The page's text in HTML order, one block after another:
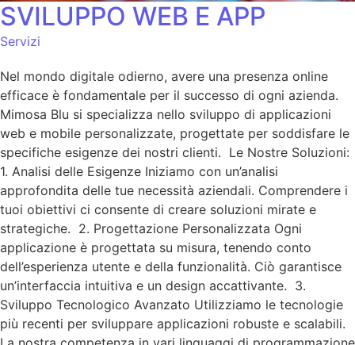
SVILUPPO WEB E APP
Servizi
Nel mondo digitale odierno, avere una presenza online
efficace è fondamentale per il successo di ogni azienda.
Mimosa Blu si specializza nello sviluppo di applicazioni
web e mobile personalizzate, progettate per soddisfare le
specifiche esigenze dei nostri clienti. Le Nostre Soluzioni:
1. Analisi delle Esigenze Iniziamo con un’analisi
approfondita delle tue necessità aziendali. Comprendere i
tuoi obiettivi ci consente di creare soluzioni mirate e
strategiche. 2. Progettazione Personalizzata Ogni
applicazione è progettata su misura, tenendo conto
dell’esperienza utente e della funzionalità. Ciò garantisce
un’interfaccia intuitiva e un design accattivante. 3.
Sviluppo Tecnologico Avanzato Utilizziamo le tecnologie
più recenti per sviluppare applicazioni robuste e scalabili.